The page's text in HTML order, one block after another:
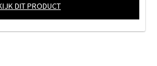
DIT PRODUCT